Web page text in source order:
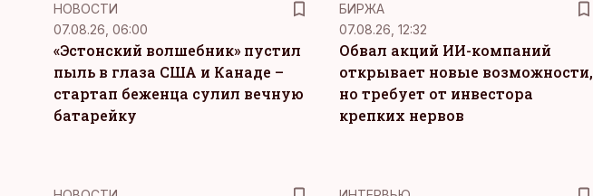
НОВОСТИ
07.08.26, 06:00
«Эстонский волшебник» пустил
пыль в глаза США и Канаде –
стартап беженца сулил вечную
батарейку
БИРЖА
07.08.26, 12:32
Обвал акций ИИ-компаний
открывает новые возможности,
но требует от инвестора
крепких нервов